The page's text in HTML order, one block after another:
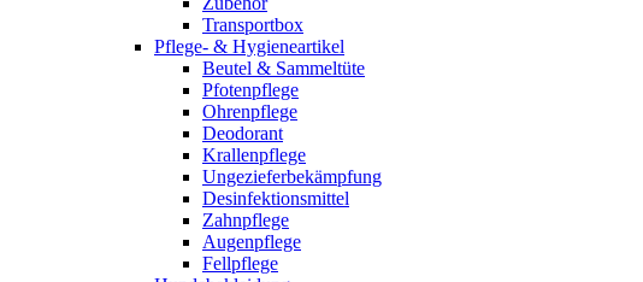
Transportbox
Pflege- & Hygieneartikel
Beutel & Sammeltüte
Pfotenpflege
Ohrenpflege
Deodorant
Krallenpflege
Ungezieferbekämpfung
Desinfektionsmittel
Zahnpflege
Augenpflege
Fellpflege